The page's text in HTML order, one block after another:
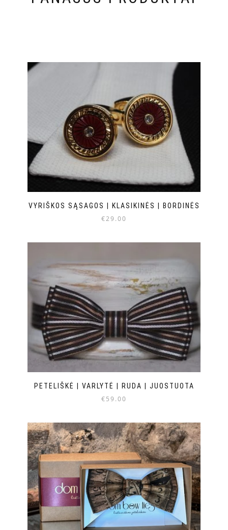
VYRIŠKOS SĄSAGOS | KLASIKINĖS | BORDINĖS
€29.00
PETELIŠKĖ | VARLYTĖ | RUDA | JUOSTUOTA
€59.00